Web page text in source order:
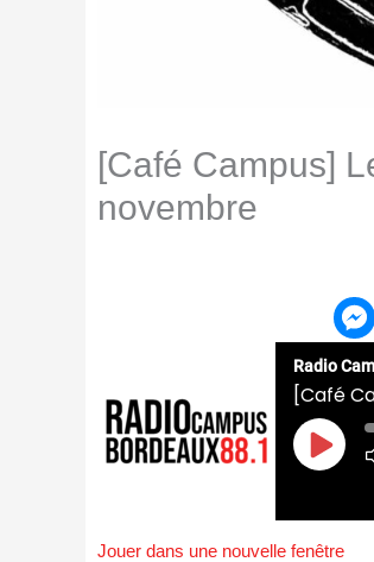
[Café Campus]
novembre
Radio
[Café
Play
Jouer dans une nouvelle fenêtre